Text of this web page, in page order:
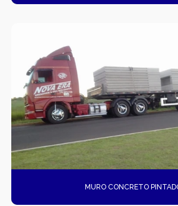
MUROS PRÉ FABRICADOS
MUROS PRÉ MOLDADOS
MUROS PRÉ-MOLDADOS
PISOS DE CONCRETO
PISOS POLIDOS
MURO CONCRETO